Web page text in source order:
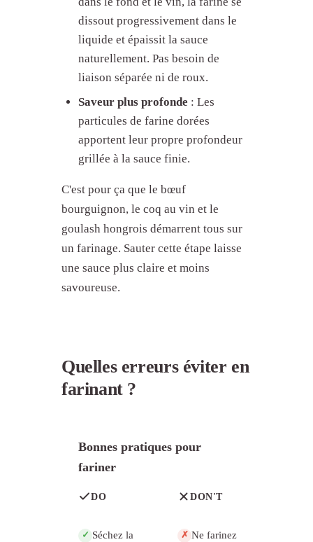
dissout progressivement dans le
liquide et épaissit la sauce
naturellement. Pas besoin de
liaison séparée ni de roux.
Saveur plus profonde : Les
particules de farine dorées
apportent leur propre profondeur
grillée à la sauce finie.
C'est pour ça que le bœuf
bourguignon, le coq au vin et le
goulash hongrois démarrent tous sur
un farinage. Sauter cette étape laisse
une sauce plus claire et moins
savoureuse.
Quelles erreurs éviter en
farinant ?
Bonnes pratiques pour
fariner
DO
✓ Séchez la
DON'T
✗ Ne farinez